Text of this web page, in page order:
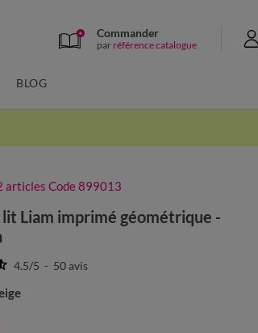
Commander
par référence catalogue
BLOG
articles Code 899013
lit Liam imprimé géométrique -
4.5/5 - 50avis